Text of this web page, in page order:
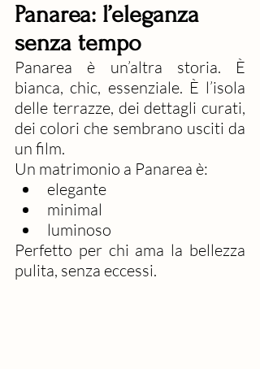
Panarea: l’eleganza
senza tempo
Panarea è un’altra storia. È
bianca, chic, essenziale. È l’isola
delle terrazze, dei dettagli curati,
dei colori che sembrano usciti da
un film.
Un matrimonio a Panarea è:
elegante
minimal
luminoso
Perfetto per chi ama la bellezza
pulita, senza eccessi.